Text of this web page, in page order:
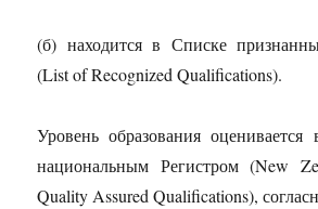
(б) находится в Списке
(List of Recognized Qualifications).
Уровень образования оценивается
национальным Регистром (New
Quality Assured Qualifications),